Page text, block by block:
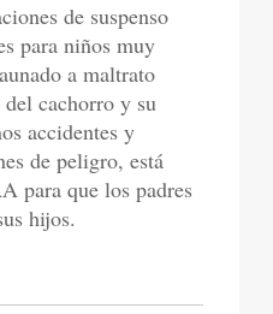
de suspenso
para niños muy
a maltrato
cachorro y su
accidentes y
de peligro, está
para que los padres
hijos.